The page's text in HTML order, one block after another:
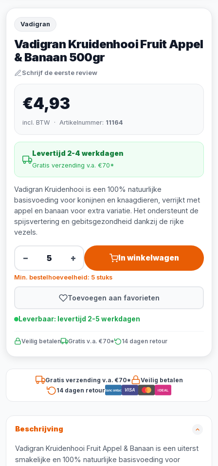
Vadigran
Vadigran Kruidenhooi Fruit Appel
& Banaan 500gr
Schrijf de eerste review
€4,93
incl. BTW · Artikelnummer: 11164
Levertijd 2-4 werkdagen
Gratis verzending v.a. €70*
Vadigran Kruidenhooi is een 100% natuurlijke
basisvoeding voor konijnen en knaagdieren, verrijkt met
appel en banaan voor extra variatie. Het ondersteunt de
spijsvertering en gebitsgezondheid dankzij de rijke
vezels.
− + In winkelwagen
Min. bestelhoeveelheid: 5 stuks
Toevoegen aan favorieten
Leverbaar: levertijd 2-5 werkdagen
Veilig betalen Gratis v.a. €70* 14 dagen retour
Gratis verzending v.a. €70*
Veilig betalen
14 dagen retourBancontact VISA iDEAL
Beschrijving
Vadigran Kruidenhooi Fruit Appel & Banaan is een uiterst
smakelijke en 100% natuurlijke basisvoeding voor